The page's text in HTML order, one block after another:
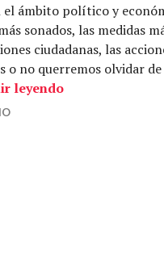
el ámbito político y
sonados, las medidas
ciudadanas, las
no querremos olvidar de
leyendoEn Tierra Hostil